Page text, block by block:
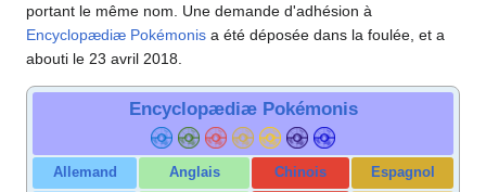
portant le même nom. Une demande d'adhésion à
Encyclopædiæ Pokémonis a été déposée dans la foulée, et a
abouti le 23 avril 2018.
Encyclopædiæ Pokémonis
Allemand Anglais Chinois Espagnol